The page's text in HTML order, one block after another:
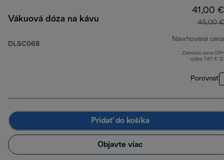
Vákuová dóza na kávu
DLSC068
41,00 €
45,00 €
Navrhovaná cena
Zahrnutá suma
výške 7,67 €
Porovnať
Pridať do košíka
Objavte viac